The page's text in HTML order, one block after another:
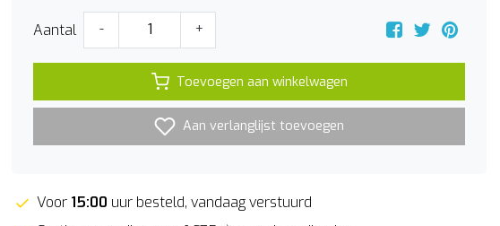
Aantal - +
Toevoegen aan winkelwagen
Aan verlanglijst toevoegen
Voor 15:00 uur besteld, vandaag verstuurd